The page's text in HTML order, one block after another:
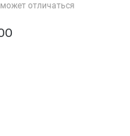
отличаться